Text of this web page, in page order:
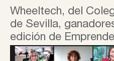
Wheeltech, del
de Sevilla,
edición de